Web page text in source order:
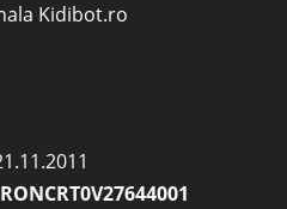
Kidibot.ro